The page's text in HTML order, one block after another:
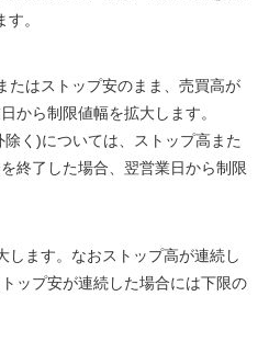
。
たはストップ安のまま、売買高が
から制限値幅を拡大します。
く)については、ストップ高また
終了した場合、翌営業日から制限
します。なおストップ高が連続し
ップ安が連続した場合には下限の